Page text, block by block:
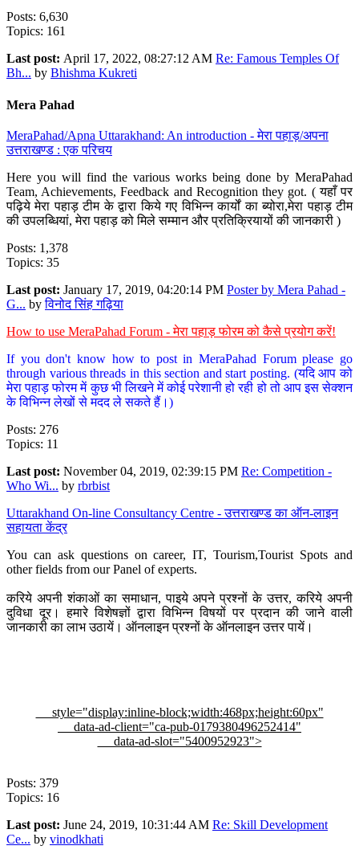
Posts: 6,630
Topics: 161
Last post: April 17, 2022, 08:27:12 AM Re: Famous Temples Of
Bh... by Bhishma Kukreti
Mera Pahad
MeraPahad/Apna Uttarakhand: An introduction - मेरा पहाड़/अपना
उत्तराखण्ड : एक परिचय
Here you will find the various works being done by MeraPahad
Team, Achievements, Feedback and Recognition they got. ( यहाँ पर
पढ़िये मेरा पहाड़ टीम के द्वारा किये गए विभिन्न कार्यों का ब्योरा,मेरा पहाड़ टीम
की उपलब्धियां, मेरा पहाड़ को मिले सम्मान और प्रतिक्रियायों की जानकारी )
Posts: 1,378
Topics: 35
Last post: January 17, 2019, 04:20:14 PM Poster by Mera Pahad -
G... byविनोद सिंह गढ़िया
How to use MeraPahad Forum - मेरा पहाड़ फोरम को कैसे प्रयोग करें!
If you don't know how to post in MeraPahad Forum please go
through various threads in this section and start posting. (यदि आप को
मेरा पहाड़ फोरम में कुछ भी लिखने में कोई परेशानी हो रही हो तो आप इस सेक्शन
के विभिन्न लेखों से मदद ले सकते हैं।)
Posts: 276
Topics: 11
Last post: November 04, 2019, 02:39:15 PM Re: Competition -
Who Wi... by rbrbist
Uttarakhand On-line Consultancy Centre - उत्तराखण्ड का ऑन-लाइन
सहायता केंद्र
You can ask questions on career, IT, Tourism,Tourist Spots and
other fields from our Panel of experts.
करिये अपनी शंकाओं का समाधान, पाइये अपने प्रश्नों के उत्तर, करिये अपनी
दुविधा दूर। हमारे विशेषज्ञों द्वारा विभिन्न विषयों पर प्रदान की जाने वाली
जानकारी का लाभ उठायें। ऑनलाइन प्रश्नों के ऑनलाइन उत्तर पायें।
style="display:inline-block;width:468px;height:60px"
data-ad-client="ca-pub-0179380496252414"
data-ad-slot="5400952923">
Posts: 379
Topics: 16
Last post: June 24, 2019, 10:31:44 AM Re: Skill Development
Ce... by vinodkhati